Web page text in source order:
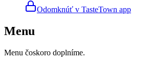
Odomknúť v TasteTown app
Menu
Menu čoskoro doplníme.